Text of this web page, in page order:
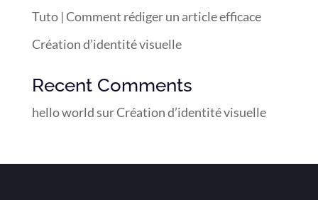
Tuto | Comment rédiger un article efficace
Création d’identité visuelle
Recent Comments
hello worldsurCréation d’identité visuelle